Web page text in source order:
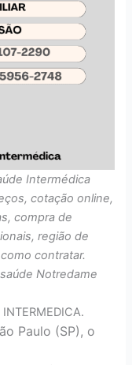
Intermédica
cotação online,
compra de
região de
contratar.
Notredame
Paulo (SP), o